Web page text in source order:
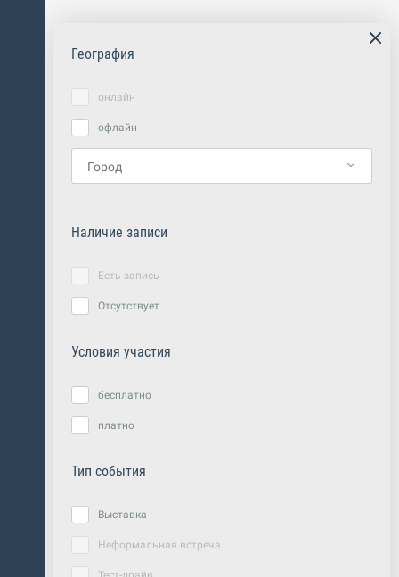
География
онлайн
офлайн
Наличие записи
Есть запись
Отсутствует
Условия участия
бесплатно
платно
Тип события
Выставка
Неформальная встреча